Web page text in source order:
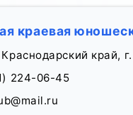
краевая
Краснодарский край,
224-06-45